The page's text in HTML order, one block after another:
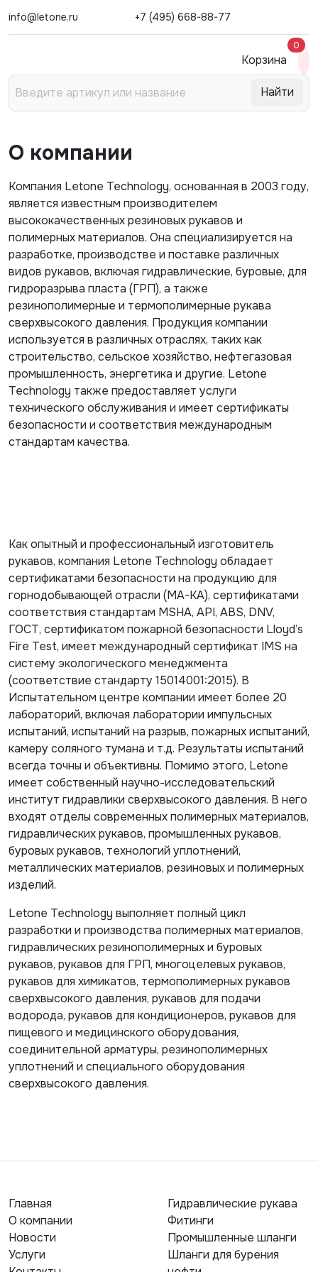
info@letone.ru +7 (495) 668-88-77
Корзина
0
О компании
Компания Letone Technology, основанная в 2003 году,
является известным производителем
высококачественных резиновых рукавов и
полимерных материалов. Она специализируется на
разработке, производстве и поставке различных
видов рукавов, включая гидравлические, буровые, для
гидроразрыва пласта (ГРП), а также
резинополимерные и термополимерные рукава
сверхвысокого давления. Продукция компании
используется в различных отраслях, таких как
строительство, сельское хозяйство, нефтегазовая
промышленность, энергетика и другие. Letone
Technology также предоставляет услуги
технического обслуживания и имеет сертификаты
безопасности и соответствия международным
стандартам качества.
Как опытный и профессиональный изготовитель
рукавов, компания Letone Technology обладает
сертификатами безопасности на продукцию для
горнодобывающей отрасли (MA-KA), сертификатами
соответствия стандартам MSHA, API, ABS, DNV,
ГОСТ, сертификатом пожарной безопасности Lloyd’s
Fire Test, имеет международный сертификат IMS на
систему экологического менеджмента
(соответствие стандарту 15014001:2015). В
Испытательном центре компании имеет более 20
лабораторий, включая лаборатории импульсных
испытаний, испытаний на разрыв, пожарных испытаний,
камеру соляного тумана и т.д. Результаты испытаний
всегда точны и объективны. Помимо этого, Letone
имеет собственный научно-исследовательский
институт гидравлики сверхвысокого давления. В него
входят отделы современных полимерных материалов,
гидравлических рукавов, промышленных рукавов,
буровых рукавов, технологий уплотнений,
металлических материалов, резиновых и полимерных
изделий.
Letone Technology выполняет полный цикл
разработки и производства полимерных материалов,
гидравлических резинополимерных и буровых
рукавов, рукавов для ГРП, многоцелевых рукавов,
рукавов для химикатов, термополимерных рукавов
сверхвысокого давления, рукавов для подачи
водорода, рукавов для кондиционеров, рукавов для
пищевого и медицинского оборудования,
соединительной арматуры, резинополимерных
уплотнений и специального оборудования
сверхвысокого давления.
Главная
О компании
Новости
Услуги
Гидравлические рукава
Фитинги
Промышленные шланги
Шланги для бурения